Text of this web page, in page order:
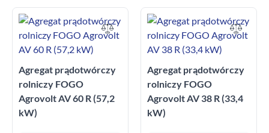
Agregat prądotwórczy
rolniczy FOGO
Agrovolt AV 60 R (57,2
kW)
Agregat prądotwórczy
rolniczy FOGO
Agrovolt AV 38 R (33,4
kW)